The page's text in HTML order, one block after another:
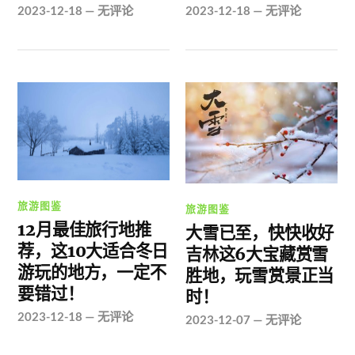
2023-12-18 —无评论 2023-12-18 —无评论
旅游图鉴
12月最佳旅行地推
荐，这10大适合冬日
游玩的地方，一定不
要错过！
2023-12-18 —无评论
旅游图鉴
大雪已至，快快收好
吉林这6大宝藏赏雪
胜地，玩雪赏景正当
时！
2023-12-07 —无评论